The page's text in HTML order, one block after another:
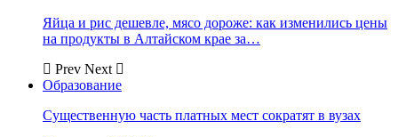
Яйца и рис дешевле, мясо дороже: как изменились цены
на продукты в Алтайском крае за…
Prev Next
Образование
Существенную часть платных мест сократят в вузах